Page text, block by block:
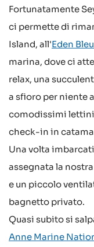
Fortunatamente
ci permette di
Island, all'Eden
marina, dove ci
relax, una
a sfioro per niente
comodissimi
check-in in
Una volta
assegnata la
e un piccolo
bagnetto privato.
Quasi subito si
Anne Marine